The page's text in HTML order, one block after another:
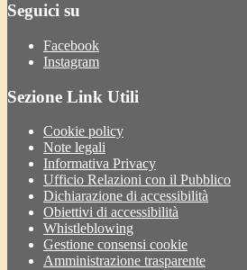
Seguici su
Facebook
Instagram
Sezione Link Utili
Cookie policy
Note legali
Informativa Privacy
Ufficio Relazioni con il Pubblico
Dichiarazione di accessibilità
Obiettivi di accessibilità
Whistleblowing
Gestione consensi cookie
Amministrazione trasparente